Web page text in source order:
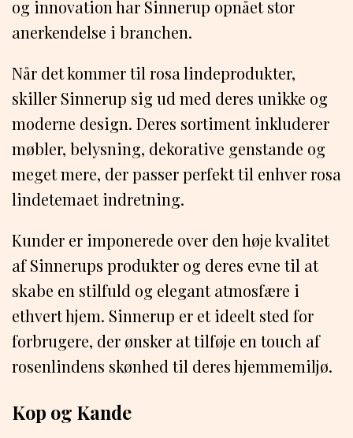
og innovation har Sinnerup opnået stor
anerkendelse i branchen.
Når det kommer til rosa lindeprodukter,
skiller Sinnerup sig ud med deres unikke og
moderne design. Deres sortiment inkluderer
møbler, belysning, dekorative genstande og
meget mere, der passer perfekt til enhver rosa
lindetemaet indretning.
Kunder er imponerede over den høje kvalitet
af Sinnerups produkter og deres evne til at
skabe en stilfuld og elegant atmosfære i
ethvert hjem. Sinnerup er et ideelt sted for
forbrugere, der ønsker at tilføje en touch af
rosenlindens skønhed til deres hjemmemiljø.
Kop og Kande